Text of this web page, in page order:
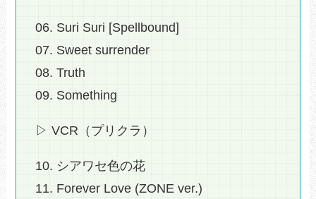
06. Suri Suri [Spellbound]
07. Sweet surrender
08. Truth
09. Something
▷ VCR（プリクラ）
10. シアワセ色の花
11. Forever Love (ZONE ver.)